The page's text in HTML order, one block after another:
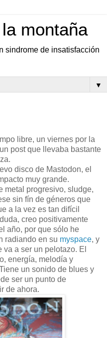
montaña
sindrome de insatisfacción
▼
libre, un viernes por la
post que llevaba bastante
disco de Mastodon, el
muy grande.
metal progresivo, sludge,
sin fín de géneros que
a la vez es tan difícil
creo positivamente
año, por que sólo he
radiando en su myspace, y
a ser un pelotazo. El
energía, melodía y
un sonido de blues y
ser un punto de
de ahora.